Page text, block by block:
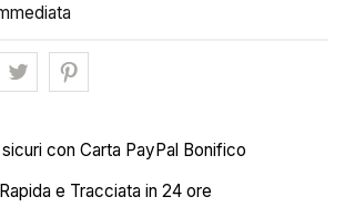
con Carta PayPal Bonifico
e Tracciata in 24 ore